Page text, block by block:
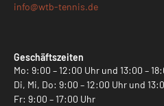
info@wtb-tennis.de
Geschäftszeiten
Mo: 9:00 – 12:00 Uhr und 13:00 –
Di, Mi, Do: 9:00 – 12:00 Uhr und
Fr: 9:00 – 17:00 Uhr